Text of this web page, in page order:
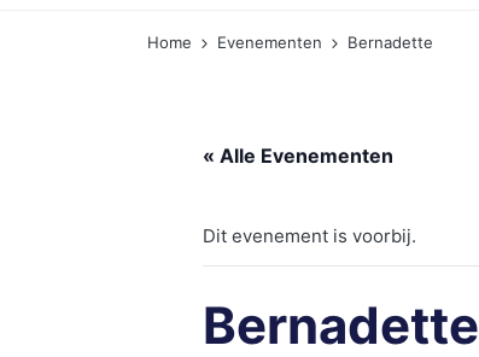
Home Evenementen Bernadette
« Alle Evenementen
Dit evenement is voorbij.
Bernadette